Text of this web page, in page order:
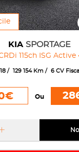
KIA SPORTAGE
115ch ISG Active
129 154 Km 6 CV
Ou